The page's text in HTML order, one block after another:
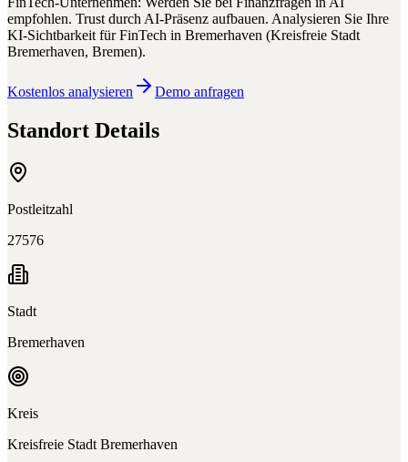
empfohlen. Trust durch AI-Präsenz aufbauen. Analysieren Sie Ihre
KI-Sichtbarkeit fürFinTech in Bremerhaven (Kreisfreie Stadt
Bremerhaven, Bremen).
Kostenlos analysieren Demo anfragen
Standort Details
Postleitzahl
27576
Stadt
Bremerhaven
Kreis
Kreisfreie Stadt Bremerhaven